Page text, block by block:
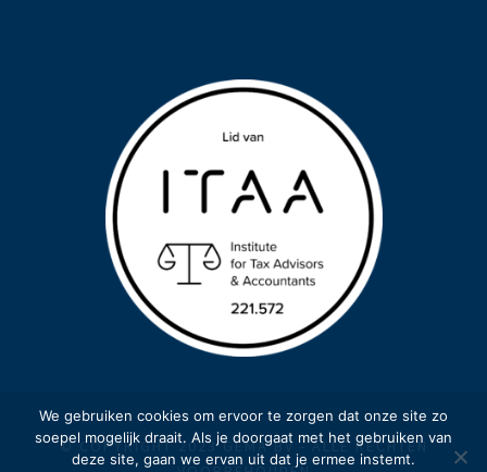
© COPYRIGHT 2023 GEMA BV - ALLE RECHTEN
We gebruiken cookies om ervoor te zorgen dat onze site zo
soepel mogelijk draait. Als je doorgaat met het gebruiken van
deze site, gaan we ervan uit dat je ermee instemt.